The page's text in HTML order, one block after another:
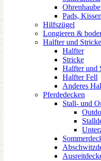
Ohrenhaube
Pads,
Hilfszügel
Longieren &
Halfter und Stricke
Halfter
Stricke
Halfter und
Halfter Fell
Anderes
Pferdedecken
Stall- und